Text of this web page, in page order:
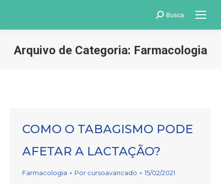
Search:
Busca
Arquivo de Categoria: Farmacologia
COMO O TABAGISMO PODE
AFETAR A LACTAÇÃO?
Farmacologia Por cursoavancado 15/02/2021